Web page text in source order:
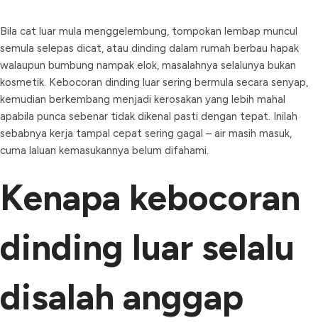
Bila cat luar mula menggelembung, tompokan lembap muncul
semula selepas dicat, atau dinding dalam rumah berbau hapak
walaupun bumbung nampak elok, masalahnya selalunya bukan
kosmetik. Kebocoran dinding luar sering bermula secara senyap,
kemudian berkembang menjadi kerosakan yang lebih mahal
apabila punca sebenar tidak dikenal pasti dengan tepat. Inilah
sebabnya kerja tampal cepat sering gagal – air masih masuk,
cuma laluan kemasukannya belum difahami.
Kenapa kebocoran
dinding luar selalu
disalah anggap